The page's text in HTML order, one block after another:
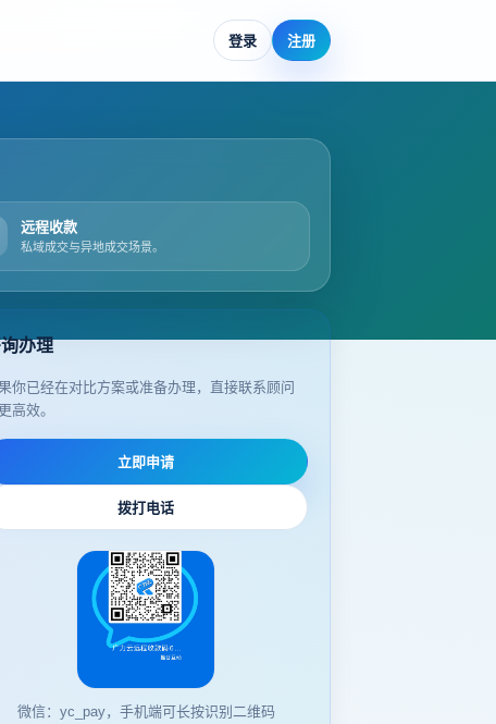
登录 注册
远程收款
私域成交与异地成交场景。
办理
你已经在对比方案或准备办理，直接联系顾问
高效。
立即申请
拨打电话
微信：yc_pay，手机端可长按识别二维码